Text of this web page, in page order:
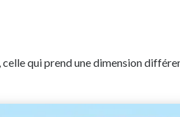
qui prend une dimension